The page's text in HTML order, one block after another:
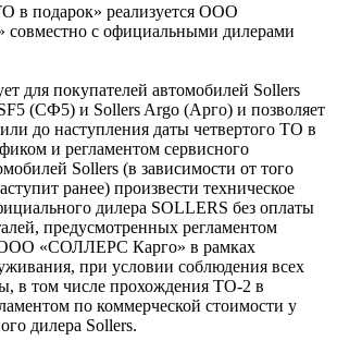
в подарок» реализуется ООО
с официальными дилерами
для покупателей автомобилей Sollers
(СФ5) и Sollers Argo (Арго) и позволяет
до наступления даты четвертого ТО в
и регламентом сервисного
Sollers (в зависимости от того
ранее) произвести техническое
дилера SOLLERS без оплаты
предусмотренных регламентом
ООО «СОЛЛЕРС Карго» в рамках
при условии соблюдения всех
в том числе прохождения ТО-2 в
по коммерческой стоимости у
дилера Sollers.